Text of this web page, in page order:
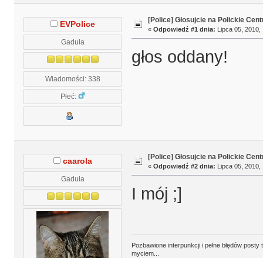
EVPolice
Gaduła
Wiadomości: 338
Płeć:
[Police] Głosujcie na Polickie
« Odpowiedź #1 dnia: Lipca 05, 2010,
głos oddany!
caarola
Gaduła
[Police] Głosujcie na Polickie
« Odpowiedź #2 dnia: Lipca 05, 2010,
I mój ;]
Pozbawione interpunkcji i pełne błędów
myciem...